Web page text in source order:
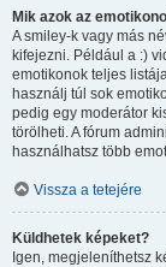
Mik azok az
A smiley-k vagy más
kifejezni. Például a :)
emotikonok teljes
használj túl sok
pedig egy moderátor
törölheti. A fórum
használhatsz több
Vissza a tetejére
Küldhetek képeket?
Igen, megjeleníthetsz